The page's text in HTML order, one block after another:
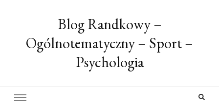
Blog Randkowy –
Ogólnotematyczny – Sport –
Psychologia